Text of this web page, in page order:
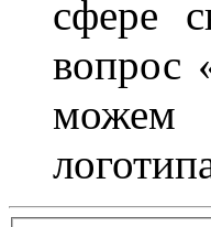
сфере
вопрос
можем